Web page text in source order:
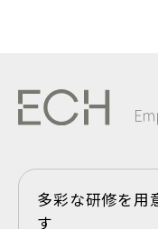
多彩な研修を用
す お申